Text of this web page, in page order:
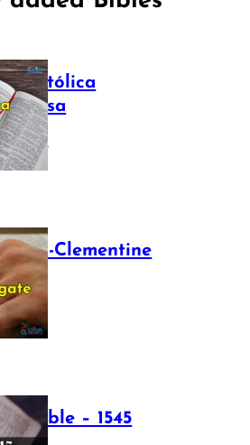
Católica
2025
Sixto-Clementine
2025
Bible – 1545